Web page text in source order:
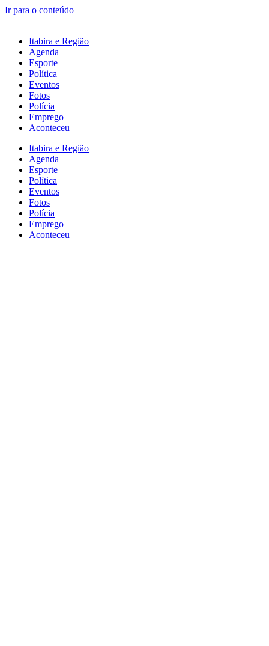
Ir para o conteúdo
Itabira e Região
Agenda
Esporte
Política
Eventos
Fotos
Polícia
Emprego
Aconteceu
Itabira e Região
Agenda
Esporte
Política
Eventos
Fotos
Polícia
Emprego
Aconteceu